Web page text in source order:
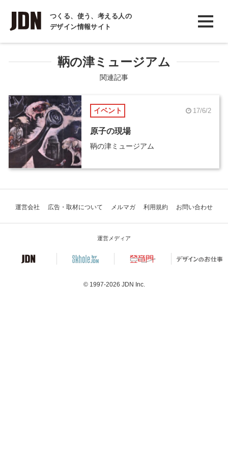
つくる、使う、考える人の
デザイン情報サイト
INTERVIEW
インタビュー
REPORT
COLUMN
コラム
鞆の津ミュージアム
関連記事
イベント 17/6/2
原子の現場
鞆の津ミュージアム
運営会社 広告・取材について メルマガ 利用規約 お問い合わせ
運営メディア
© 1997-2026 JDN Inc.